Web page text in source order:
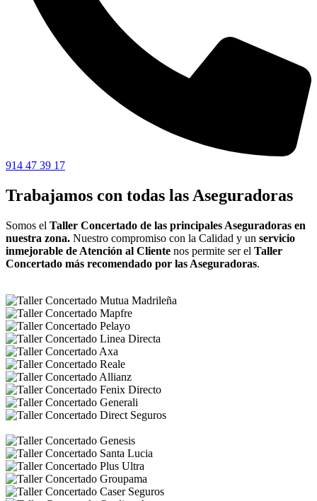
914 47 39 17
Trabajamos con todas las Aseguradoras
Somos el Taller Concertado de las principales Aseguradoras en
nuestra zona. Nuestro compromiso con la Calidad y un servicio
inmejorable de Atención al Cliente nos permite ser el Taller
Concertado más recomendado por las Aseguradoras.